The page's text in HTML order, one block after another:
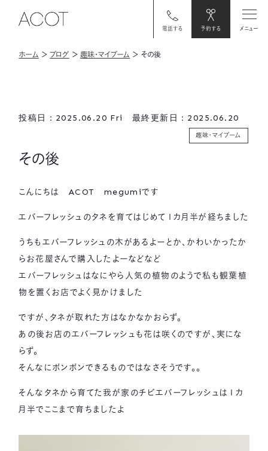
電話する 予約する メニュー
ホーム ＞ブログ ＞趣味・マイブーム ＞ その後
投稿日：2025.06.20 Fri 最終更新日：2025.06.20
趣味・マイブーム
その後
こんにちは ACOT megumiです
エバーフレッシュのタネを育てはじめて１カ月半が経ちました
うちもエバーフレッシュの木があるよーとか、かわいかったか
らお花屋さんで購入したよーなどなど
エバーフレッシュはなにやら人気の植物のようで私も観葉植
物を置くお店でよく見かけました
ですが、タネが取れた方はなかなかおらず。
あの後お店のエバーフレッシュも花は咲くのですが、実にな
らず。
そんなにポンポンできるものではなさそうです。。
そんなタネから育てた我が家のチビエバーフレッシュは１カ
月半でここまで育ちましたよ